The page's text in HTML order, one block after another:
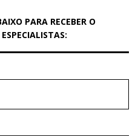
PARA RECEBER O